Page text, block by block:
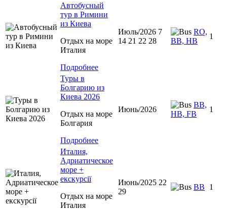
Автобусный
тур в Римини
из Киева
Отдых на море
Италия
Подробнее
Июль/2026 7
14 21 22 28
RO,
BB, HB
1
Туры в
Болгарию из
Киева 2026
Отдых на море
Болгария
Подробнее
Июнь/2026
BB,
HB, FB
1
Италия,
Адриатическое
море +
екскурсії
Отдых на море
Италия
Июнь/2025 22
29
BB 1